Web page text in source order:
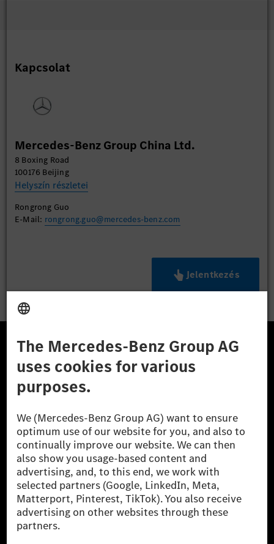
Kapcsolat
Mercedes-Benz Group China Ltd.
8 Boxing Road
100176 Beijing
Helyszín részletei
Rongrong Guo
E-Mail: rongrong.guo@mercedes-benz.com
Jelentkezés
A Mercedes-Benz Csoport
A Mercedes-Benz Group AG (korábbi Daimler AG) a
Mercedes-Benz AG-val együtt a prémium és
luxusautók, valamint kishaszonjárművek vezető
globális szállítói vagyunk. A Mercedes-Benz Mobility
AG finanszírozást, lízinget, autó előfizetést és
autókölcsönzést, flottakezelést, digitális
szolgáltatásokat a töltéshez és fizetéshez,
biztosításközvetítést, valamint innovatív mobilitási
szolgáltatásokat kínál.